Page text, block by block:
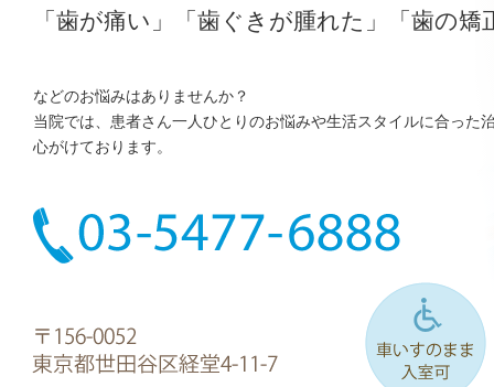
「歯が痛い」「歯ぐきが腫れた」「歯の矯
などのお悩みはありませんか？
当院では、患者さん一人ひとりのお悩みや生活スタイルに合った
心がけております。